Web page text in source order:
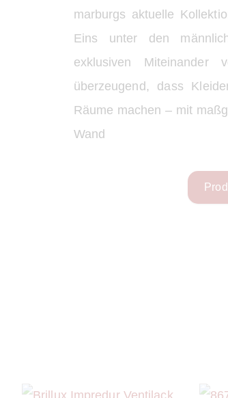
marburgs aktuelle
Eins unter den
exklusiven Miteinander
überzeugend, dass
Räume machen – mit
Wand